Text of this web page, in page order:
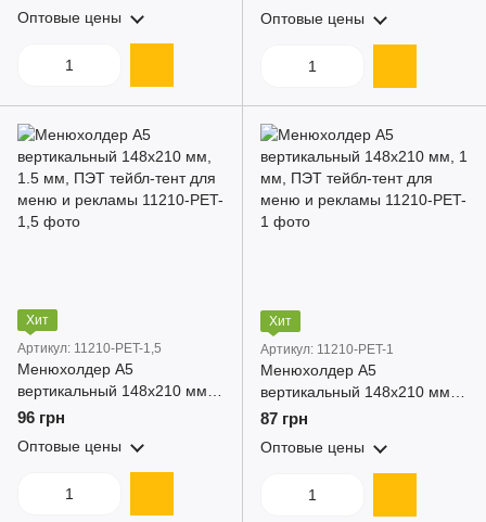
рекламы
Оптовые цены Оптовые цены
Хит
Артикул: 11210-PET-1,5
Менюхолдер А5
вертикальный 148x210 мм,
1.5 мм, ПЭТ тейбл-тент для
96 грн
Оптовые цены
Хит
Артикул: 11210-PET-1
Менюхолдер А5
вертикальный 148x210 мм, 1
мм, ПЭТ тейбл-тент для
87 грн
Оптовые цены